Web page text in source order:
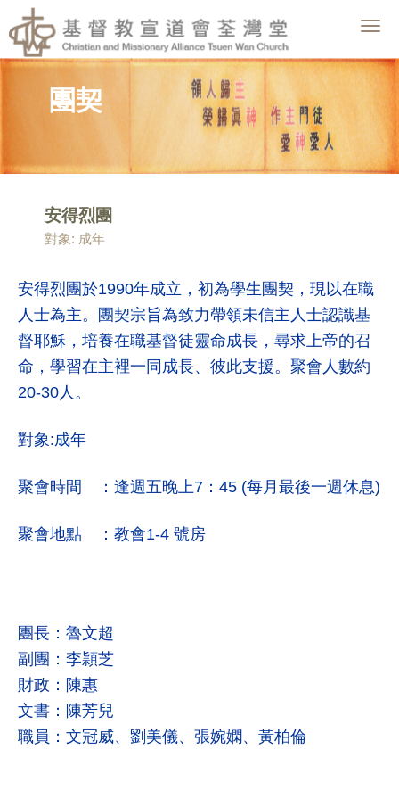
團契
安得烈團
對象: 成年
安得烈團於1990年成立，初為學生團契，現以在職
人士為主。團契宗旨為致力帶領未信主人士認識基
督耶穌，培養在職基督徒靈命成長，尋求上帝的召
命， 學習在主裡一同成長、彼此支援。聚會人數約
20-30人。
對象:成年
聚會時間 ：逢週五晚上7：45 (每月最後一週休息)
聚會地點 ：教會1-4 號房
團長：魯文超
副團： 李頴芝
財政：陳惠
文書：陳芳兒
職員：文冠威、劉美儀、張婉嫻、黃柏倫